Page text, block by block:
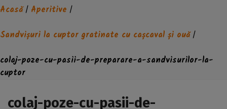
Acasă/ Aperitive /
Sandvișuri la cuptor gratinate cu cașcaval și ouă/
colaj-poze-cu-pasii-de-preparare-a-sandvisurilor-la-
cuptor
colaj-poze-cu-pasii-de-